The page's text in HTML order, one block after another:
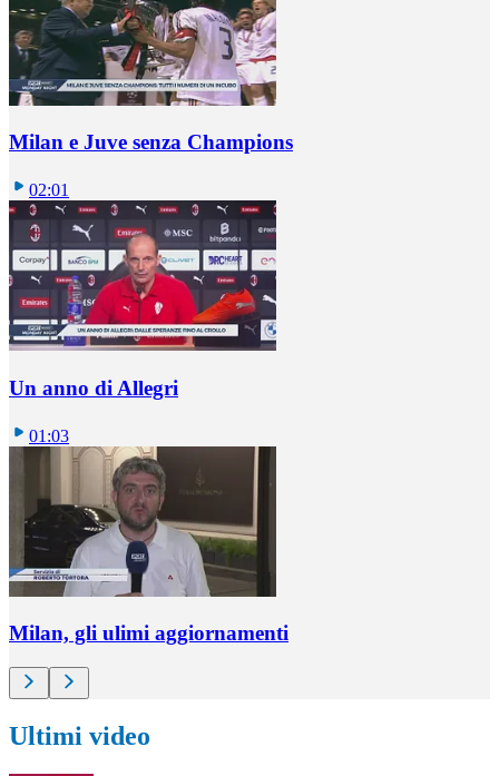
Milan e Juve senza Champions
02:01
Un anno di Allegri
01:03
Milan, gli ulimi aggiornamenti
Ultimi video